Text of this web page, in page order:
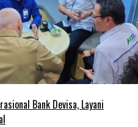
Bank Devisa, Layani